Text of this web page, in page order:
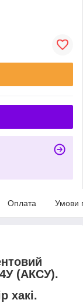
Оплата Умови
(АКСУ).
хакі.